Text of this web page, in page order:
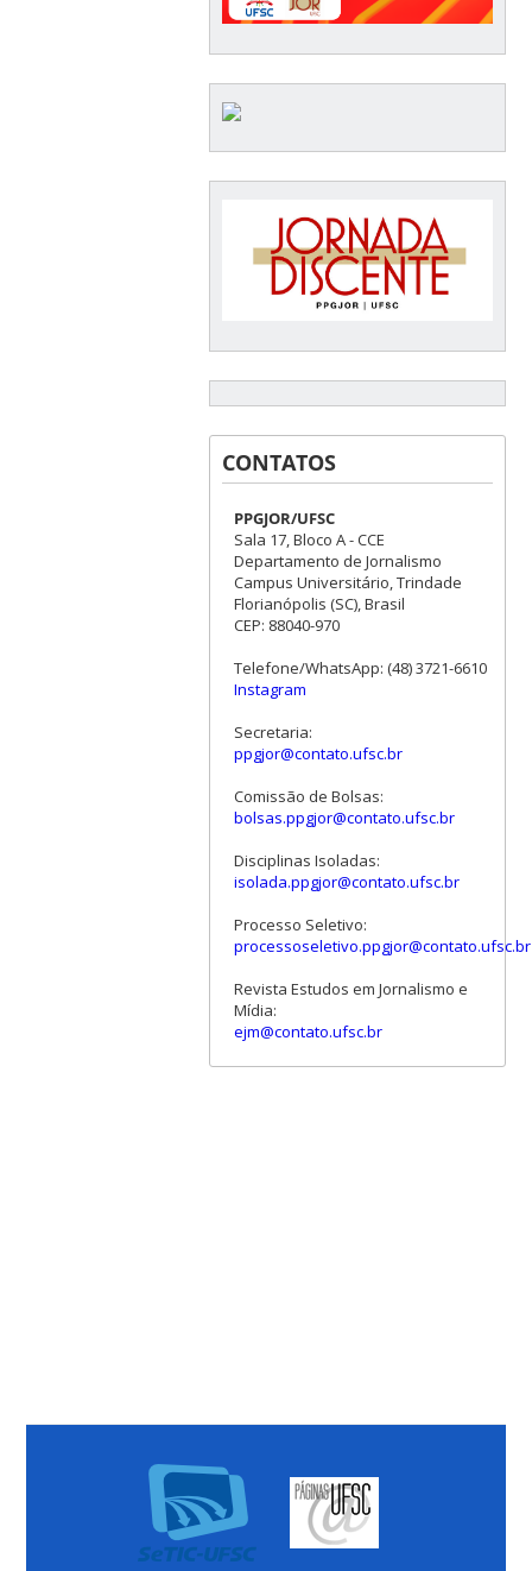
CONTATOS
PPGJOR/UFSC
Sala 17, Bloco A - CCE
Departamento de Jornalismo
Campus Universitário, Trindade
Florianópolis (SC), Brasil
CEP: 88040-970
Telefone/WhatsApp: (48) 3721-6610
Instagram
Secretaria:
ppgjor@contato.ufsc.br
Comissão de Bolsas:
bolsas.ppgjor@contato.ufsc.br
Disciplinas Isoladas:
isolada.ppgjor@contato.ufsc.br
Processo Seletivo:
processoseletivo.ppgjor@contato.ufsc.br
Revista Estudos em Jornalismo e
Mídia:
ejm@contato.ufsc.br